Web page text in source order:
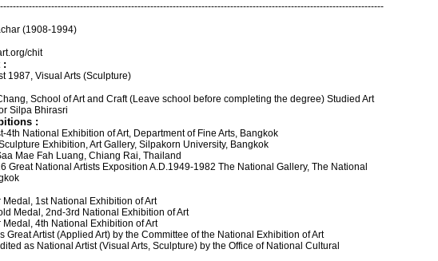
(1908-1994)
chit
:
1987, Visual Arts (Sculpture)
School of Art and Craft (Leave school before completing the degree) Studied Art
Silpa Bhirasri
:
4th National Exhibition of Art, Department of Fine Arts, Bangkok
Exhibition, Art Gallery, Silpakorn University, Bangkok
Mae Fah Luang, Chiang Rai, Thailand
Great National Artists Exposition A.D.1949-1982 The National Gallery, The National
Medal, 1st National Exhibition of Art
Medal, 2nd-3rd National Exhibition of Art
Medal, 4th National Exhibition of Art
Great Artist (Applied Art) by the Committee of the National Exhibition of Art
as National Artist (Visual Arts, Sculpture) by the Office of National Cultural